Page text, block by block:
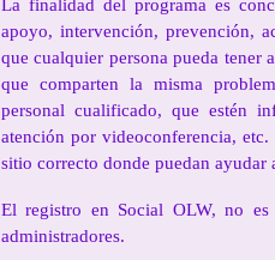
La finalidad del programa es
apoyo, intervención, prevención,
que cualquier persona pueda tener
que comparten la misma
personal cualificado, que estén
atención por videoconferencia,
sitio correcto donde puedan
El registro en Social OLW, no
administradores.